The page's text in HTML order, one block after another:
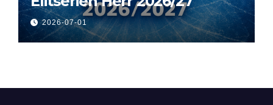
2026-07-01